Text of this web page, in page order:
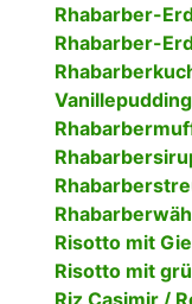
Rhabarber-
Rhabarber-
Vanillepudding
Risotto mit
Risotto mit